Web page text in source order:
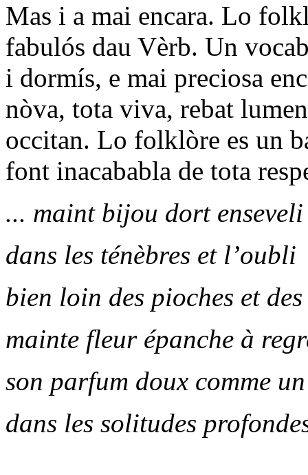
Mas i a mai encara. Lo
fabulós dau Vèrb. Un
i dormís, e mai preciosa
nòva, tota viva, rebat
occitan. Lo folklòre es un
font inacababla de tota
... maint bijou dort enseveli
dans les ténèbres et l’oubli
bien loin des pioches et des
mainte fleur épanche à
son parfum doux comme
dans les solitudes